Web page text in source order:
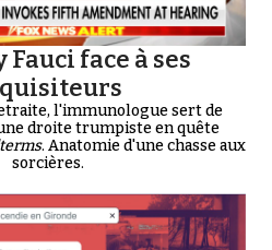
face à ses
l'immunologue sert de
droite trumpiste en quête
. Anatomie d'une chasse aux
sorcières.